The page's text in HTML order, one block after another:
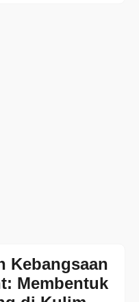
Kebangsaan
Membentuk